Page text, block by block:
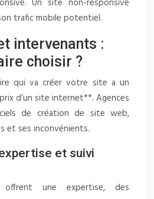
Un site non-responsive
trafic mobile potentiel.
intervenants :
choisir ?
qui va créer votre site a un
d’un site internet**. Agences
de création de site web,
et ses inconvénients.
et suivi
une expertise, des